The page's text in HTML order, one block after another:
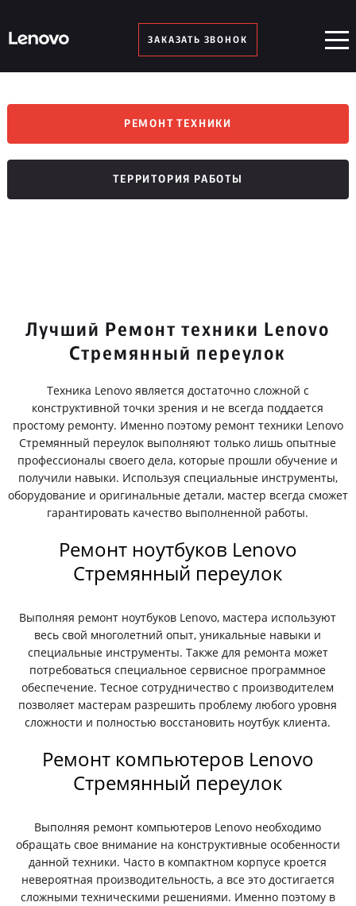
ЗАКАЗАТЬ ЗВОНОК
РЕМОНТ ТЕХНИКИ
ТЕРРИТОРИЯ РАБОТЫ
Лучший Ремонт техники Lenovo
Стремянный переулок
Техника Lenovo является достаточно сложной с
конструктивной точки зрения и не всегда поддается
простому ремонту. Именно поэтому ремонт техники Lenovo
Стремянный переулок выполняют только лишь опытные
профессионалы своего дела, которые прошли обучение и
получили навыки. Используя специальные инструменты,
оборудование и оригинальные детали, мастер всегда сможет
гарантировать качество выполненной работы.
Ремонт ноутбуков Lenovo
Стремянный переулок
Выполняя ремонт ноутбуков Lenovo, мастера используют
весь свой многолетний опыт, уникальные навыки и
специальные инструменты. Также для ремонта может
потребоваться специальное сервисное программное
обеспечение. Тесное сотрудничество с производителем
позволяет мастерам разрешить проблему любого уровня
сложности и полностью восстановить ноутбук клиента.
Ремонт компьютеров Lenovo
Стремянный переулок
Выполняя ремонт компьютеров Lenovo необходимо
обращать свое внимание на конструктивные особенности
данной техники. Часто в компактном корпусе кроется
невероятная производительность, а все это достигается
сложными техническими решениями. Именно поэтому в